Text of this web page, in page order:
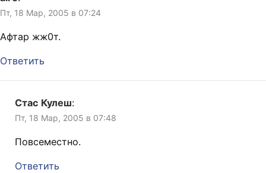
Пт, 18 Мар, 2005 в 07:24
Афтар жж0т.
Ответить
Стас Кулеш:
Пт, 18 Мар, 2005 в 07:48
Повсеместно.
Ответить